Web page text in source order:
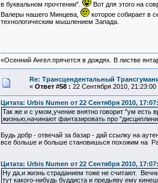
в буквальном прочтении".
Вот для этого на
Валеры нашего Минцева,
которое собирает в
технологическим мышлением Запада.
«Осенний Ангел прячется в дождях. В листве
Re: Трансцендентальный
« Ответ #58 : 22 Сентября 2010, 21:23:00
Цитата: Urbis Numen от 22 Сентября 2010,
Так же и с умом,учение внятно говорит "ум есть
жизнью,начинают фантазировать про
Будь добр - отвечай за базар - дай ссылку на
все больше и больше становишься похожим на
Цитата: Urbis Numen от 22 Сентября 2010,
Ну да,и жизнь страданием тоже не считают.
тут какого-нибудь буддиста и предьяву ему